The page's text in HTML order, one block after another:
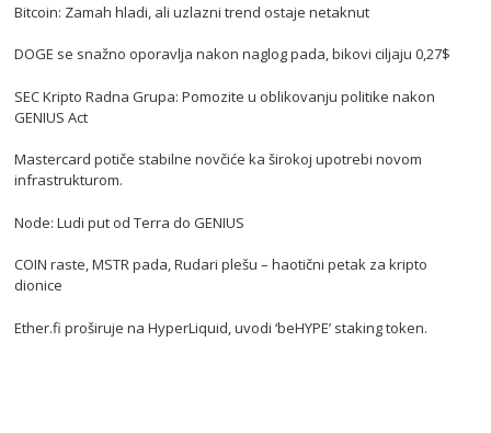
Bitcoin: Zamah hladi, ali uzlazni trend ostaje netaknut
DOGE se snažno oporavlja nakon naglog pada, bikovi ciljaju 0,27$
SEC Kripto Radna Grupa: Pomozite u oblikovanju politike nakon
GENIUS Act
Mastercard potiče stabilne novčiće ka širokoj upotrebi novom
infrastrukturom.
Node: Ludi put od Terra do GENIUS
COIN raste, MSTR pada, Rudari plešu – haotični petak za kripto
dionice
Ether.fi proširuje na HyperLiquid, uvodi ‘beHYPE’ staking token.